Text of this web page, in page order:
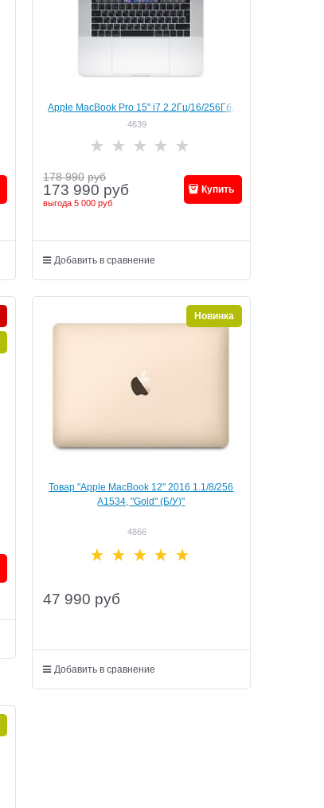
Apple MacBook Pro 15" i7 2.2Гц/16/256Гб,
"Silver" (MR962)
4639
178 990 руб
173 990 руб
выгода 5 000 руб
Купить
Добавить в сравнение
Товар "Apple MacBook 12" 2016 1.1/8/256
A1534, "Gold" (Б/У)"
4866
Новинка
47 990 руб
Добавить в сравнение